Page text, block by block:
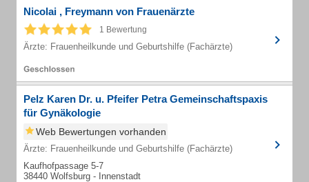
Nicolai , Freymann von Frauenärzte
1 Bewertung
Ärzte: Frauenheilkunde und Geburtshilfe (Fachärzte)
Pelz Karen Dr. u. Pfeifer Petra Gemeinschaftspaxis
für Gynäkologie
Web Bewertungen vorhanden
Ärzte: Frauenheilkunde und Geburtshilfe (Fachärzte)
Kaufhofpassage 5-7
38440 Wolfsburg - Innenstadt